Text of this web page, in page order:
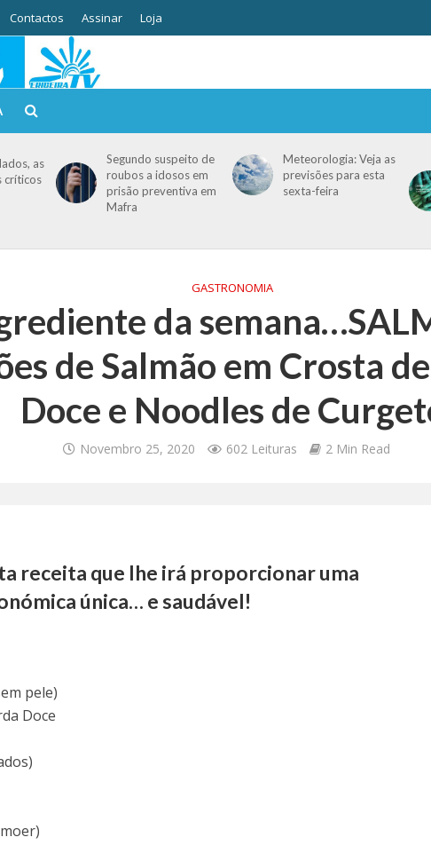
Contactos Assinar Loja
as
críticos
Segundo suspeito de
roubos a idosos em
prisão preventiva em
Mafra
Meteorologia: Veja as
previsões para esta
sexta-feira
GASTRONOMIA
da
de Salmão em Crosta
Doce e Noodles de
Novembro 25, 2020 602 Leituras 2 Min Read
receita que lhe irá proporcionar uma
única… e saudável!
pele)
Doce